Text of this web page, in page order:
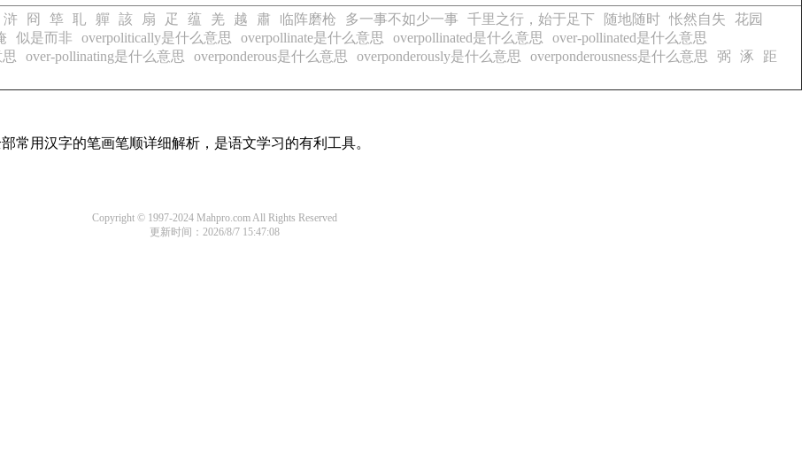
浒 冏 筚 耴 軃 該 扇 疋 蕴 羌 越 肅 临阵磨枪 多一事不如少一事 千里之行，始于足下 随地随时 怅然自失
花园
似是而非 overpolitically是什么意思 overpollinate是什么意思 overpollinated是什么意思
over-pollinated是什么意思
over-pollinating是什么意思 overponderous是什么意思 overponderously是什么意思 overponderousness是什么意思 弼 涿
距
常用汉字的笔画笔顺详细解析，是语文学习的有利工具。
Copyright © 1997-2024 Mahpro.com All Rights Reserved
更新时间：2026/8/7 15:47:08